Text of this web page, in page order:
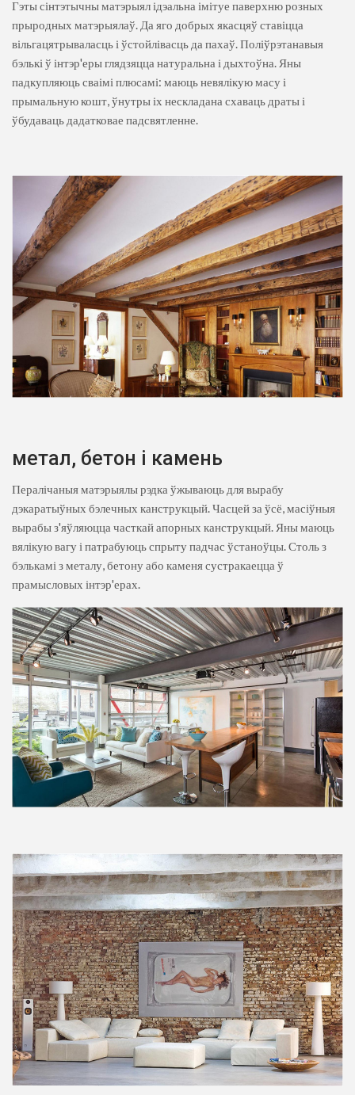
Гэты сінтэтычны матэрыял ідэальна імітуе паверхню розных
прыродных матэрыялаў. Да яго добрых якасцяў ставіцца
вільгацятрываласць і ўстойлівасць да пахаў. Поліўрэтанавыя
бэлькі ў інтэр'еры глядзяцца натуральна і дыхтоўна. Яны
падкупляюць сваімі плюсамі: маюць невялікую масу і
прымальную кошт, ўнутры іх нескладана схаваць драты і
ўбудаваць дадатковае падсвятленне.
метал, бетон і камень
Пералічаныя матэрыялы рэдка ўжываюць для вырабу
дэкаратыўных бэлечных канструкцый. Часцей за ўсё, масіўныя
вырабы з'яўляюцца часткай апорных канструкцый. Яны маюць
вялікую вагу і патрабуюць спрыту падчас ўстаноўцы. Столь з
бэлькамі з металу, бетону або каменя сустракаецца ў
прамысловых інтэр'ерах.